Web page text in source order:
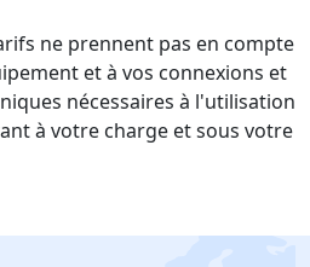
ne prennent pas en compte
et à vos connexions et
nécessaires à l'utilisation
à votre charge et sous votre